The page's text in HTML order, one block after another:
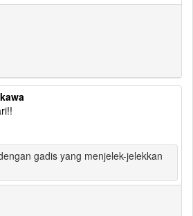
gadis yang menjelek-jelekkan